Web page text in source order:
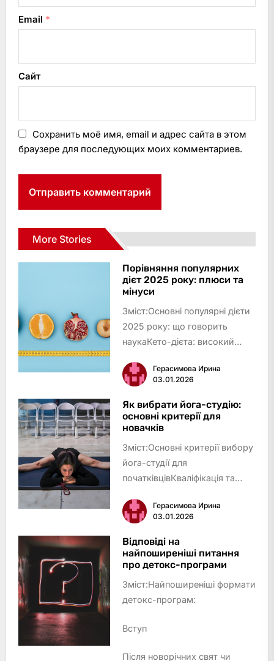
Email *
Сайт
Сохранить моё имя, email и адрес сайта в этом
браузере для последующих моих комментариев.
More Stories
Порівняння популярних
дієт 2025 року: плюси та
мінуси
Зміст:Основні популярні дієти
2025 року: що говорить
наукаКето-дієта: високий
вуглеводівСередземноморська
дієта: баланс і
смакІнтервальне голодування:
харчуйся за
годинникомРослинний раціон:
тенденція до …
Герасимова Ирина
03.01.2026
Як вибрати йога-студію:
основні критерії для
новачків
Зміст:Основні критерії вибору
йога-студії для
початківцівКваліфікація та
йога-занять та стилі
практикиАтмосфера студії та
зручностіРозташування та
розклад занятьПрозорість цін
та додатк…
Герасимова Ирина
03.01.2026
Відповіді на
найпоширеніші питання
про детокс-програми
Зміст:Найпоширеніші формати
детокс-програм:
Вступ
Після новорічних свят чи